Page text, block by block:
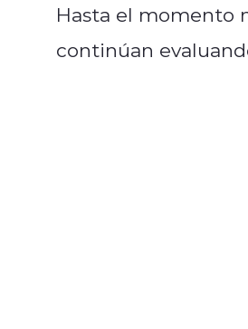
Hasta el momento
continúan